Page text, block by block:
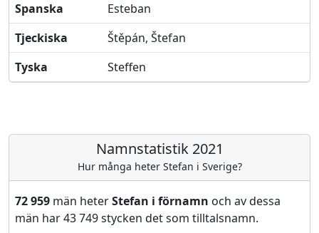
Spanska
Esteban
Tjeckiska
Štěpán, Štefan
Tyska
Steffen
Namnstatistik 2021
Hur många heter Stefan i Sverige?
72 959 män heterStefan i förnamn och av dessa
män har 43 749 stycken det som tilltalsnamn.